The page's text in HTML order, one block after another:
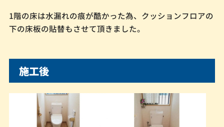
1階の床は水漏れの痕が酷かった為、クッションフロアの
下の床板の貼替もさせて頂きました。
施工後